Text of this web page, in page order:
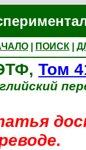
ПОИСК
Том